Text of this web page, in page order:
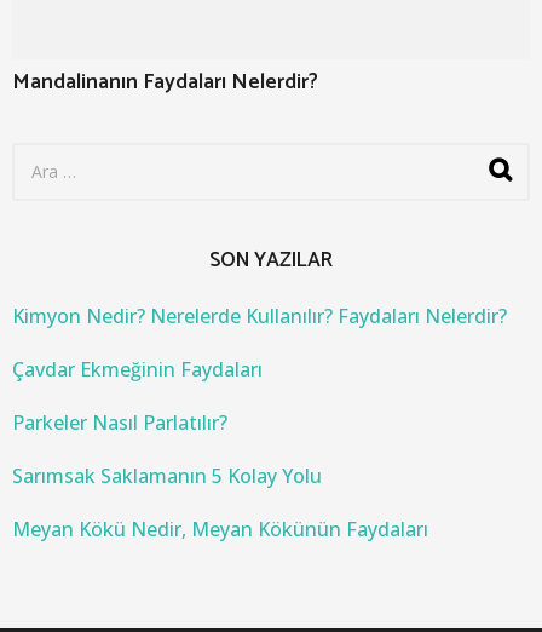
Mandalinanın Faydaları Nelerdir?
o
:
SON YAZILAR
Kimyon Nedir? Nerelerde Kullanılır? Faydaları Nelerdir?
Çavdar Ekmeğinin Faydaları
Parkeler Nasıl Parlatılır?
Sarımsak Saklamanın 5 Kolay Yolu
Meyan Kökü Nedir, Meyan Kökünün Faydaları